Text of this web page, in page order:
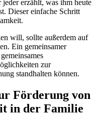
erzählt, was ihm heute
Dieser einfache Schritt
will, sollte außerdem auf
Ein gemeinsamer
zur
standhalten können.
Förderung von
in der Familie